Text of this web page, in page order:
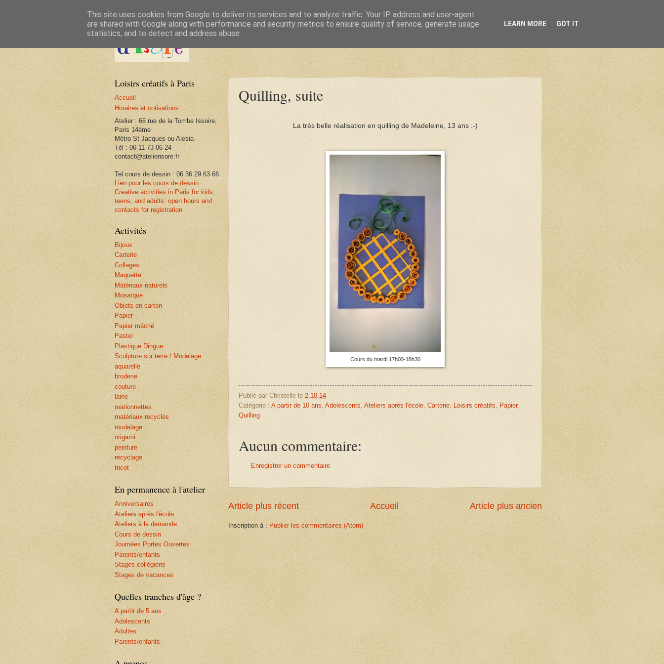
Quilling, suite
La très belle réalisation en quilling de Madeleine, 13 ans :-)
Cours du mardi 17h00-18h30
Publié par Christelle le 2.10.14
Catégorie : A partir de 10 ans Adolescents Ateliers après l'école Carterie Loisirs créatifs Papier,
Quilling
Aucun commentaire:
Enregistrer un commentaire
Article plus récent Article plus ancien
Accueil
Inscription à : Publier les commentaires (Atom)
Loisirs créatifs à Paris
Accueil
Horaires et cotisations
Atelier : 66 rue de la Tombe Issoire,
Paris 14ème
Métro St Jacques ou Alesia
Tél : 06 11 73 06 24
contact@atelierisore.fr
Tel cours de dessin : 06 36 29 63 66
Lien pour les cours de dessin
Creative activities in Paris for kids,
teens, and adults: open hours and
contacts for registration
Activités
Bijoux
Carterie
Collages
Maquette
Matériaux naturels
Mosaïque
Objets en carton
Papier
Papier mâché
Pastel
Plastique Dingue
Sculpture sur terre / Modelage
aquarelle
broderie
couture
laine
marionnettes
matériaux recyclés
modelage
origami
peinture
recyclage
tricot
En permanence à l'atelier
Anniversaires
Ateliers après l'école
Ateliers à la demande
Cours de dessin
Journées Portes Ouvertes
Parents/enfants
Stages collégiens
Stages de vacances
Quelles tranches d'âge ?
A partir de 5 ans
Adolescents
Adultes
Parents/enfants
This site uses cookies from Google to deliver its services and to analyze traffic. Your IP address and user-agent
are shared with Google along with performance and security metrics to ensure quality of service, generate usage
statistics, and to detect and address abuse.
LEARN MORE GOT IT